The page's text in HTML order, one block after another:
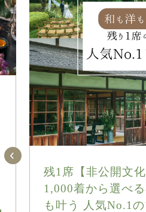
残1席【非公開文
1,000着から選べ
も叶う 人気No.1